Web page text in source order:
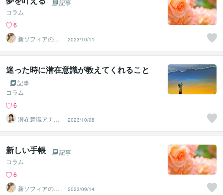
記事
コラム
6
新ソフィアのイ
マココ占い★占
いと心を繋ぐ
2023/10/11
迷った時に潜在意識が教えてくれること
記事
コラム
6
潜在意識アナリ
スト 吉村京子
2023/10/08
新しい手帳
記事
コラム
6
新ソフィアのイ
2023/09/14